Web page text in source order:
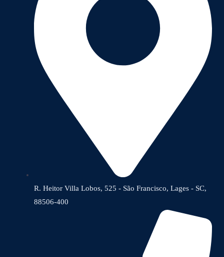
R. Heitor Villa Lobos, 525 - São Francisco, Lages - SC,
88506-400